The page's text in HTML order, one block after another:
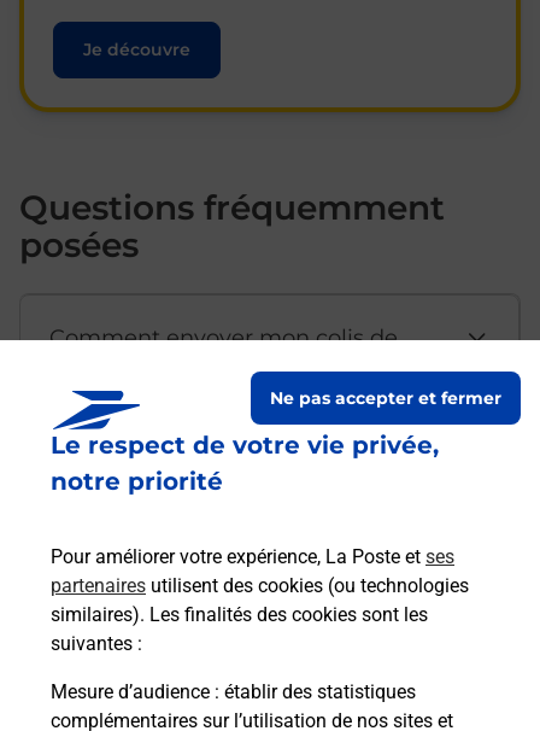
Le respect de votre vie privée,
notre priorité
Pour améliorer votre expérience, La Poste et ses
partenaires utilisent des cookies (ou technologies
similaires). Les finalités des cookies sont les
suivantes :
Mesure d’audience : établir des statistiques
complémentaires sur l’utilisation de nos sites et
Ne pas accepter et fermer
Je découvre
Questions fréquemment
posées
Comment envoyer mon colis de
Est-il possible d’acheter un
emballage directement depuis un
Comment demander une
modification de livraison ?